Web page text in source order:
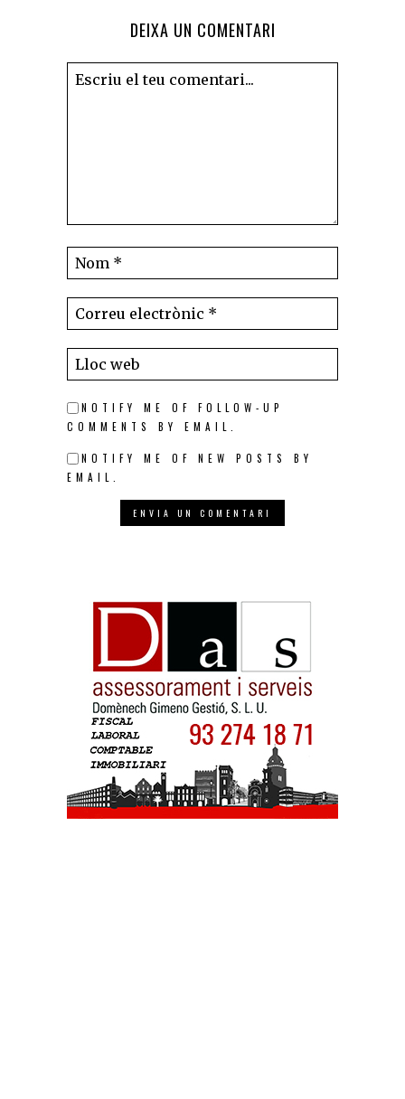
DEIXA UN COMENTARI
NOTIFY ME OF FOLLOW-UP
COMMENTS BY EMAIL.
NOTIFY ME OF NEW POSTS BY
EMAIL.